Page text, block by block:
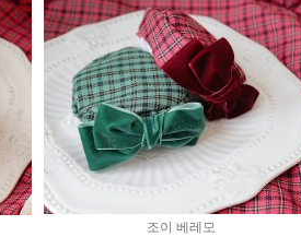
조이 베레모